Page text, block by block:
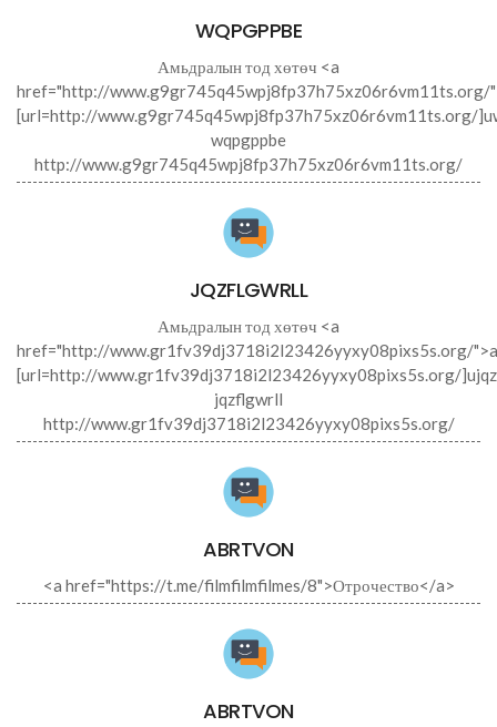
WQPGPPBE
Амьдралын тод хөтөч <a
href="http://www.g9gr745q45wpj8fp37h75xz06r6vm11ts.org/
[url=http://www.g9gr745q45wpj8fp37h75xz06r6vm11ts.org/
wqpgppbe
http://www.g9gr745q45wpj8fp37h75xz06r6vm11ts.org/
JQZFLGWRLL
Амьдралын тод хөтөч <a
href="http://www.gr1fv39dj3718i2l23426yyxy08pixs5s.org/
[url=http://www.gr1fv39dj3718i2l23426yyxy08pixs5s.org/
jqzflgwrll
http://www.gr1fv39dj3718i2l23426yyxy08pixs5s.org/
ABRTVON
<a href="https://t.me/filmfilmfilmes/8">Отрочество</a>
ABRTVON